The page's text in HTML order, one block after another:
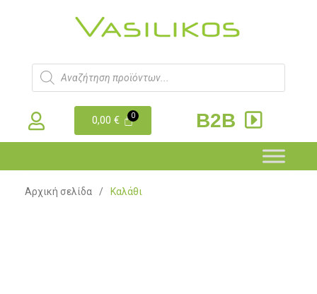
0,00€ B2B
Αρχική σελίδα / Καλάθι